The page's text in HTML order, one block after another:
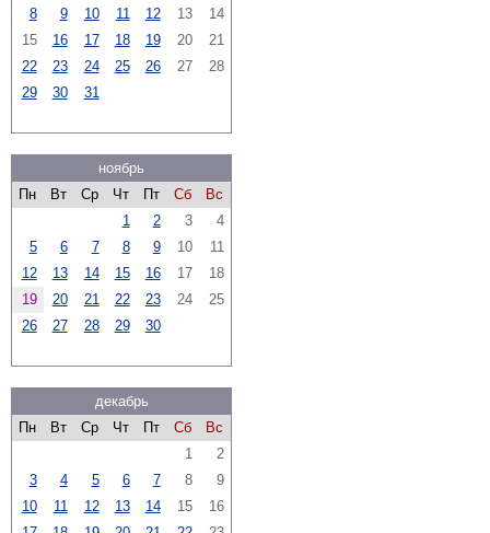
8 9 10 11 12 13
14
15
16 17 18 19 20
21
22
23 24 25 26 27
28
29
30 31
ноябрь
Пн
Вт Ср Чт Пт Сб
Вс
1
2 3
4
5
6 7 8 9 10
11
12
13 14 15 16 17
18
19
20 21 22 23 24
25
26
27 28 29 30
декабрь
Пн
Вт Ср Чт Пт Сб
Вс
1
2
3
4 5 6 7 8
9
10
11 12 13 14 15
16